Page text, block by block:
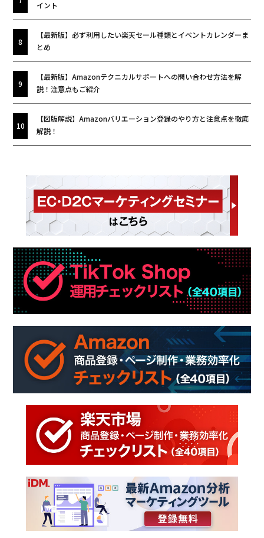
イント
【最新版】必ず利用したい楽天セール種類とイベントカレンダーま
とめ
【最新版】Amazonテクニカルサポートへの問い合わせ方法を解
説！注意点もご紹介
【図版解説】Amazonバリエーション登録のやり方と注意点を徹底
解説！